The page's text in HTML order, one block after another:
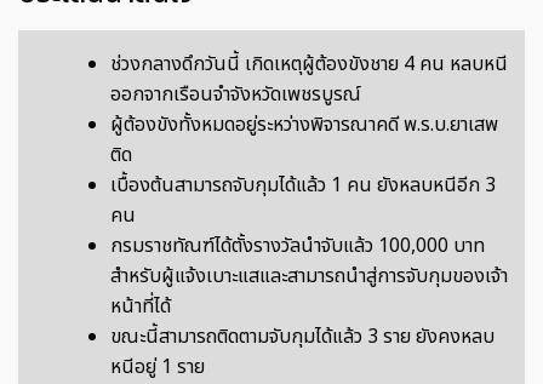
ช่วงกลางดึกวันนี้ เกิดเหตุผู้ต้องขังชาย 4 คน หลบหนี
ออกจากเรือนจำจังหวัดเพชรบูรณ์
ผู้ต้องขังทั้งหมดอยู่ระหว่างพิจารณาคดี พ.ร.บ.ยาเสพ
ติด
เบื้องต้นสามารถจับกุมได้แล้ว 1 คน ยังหลบหนีอีก 3
คน
กรมราชทัณฑ์ได้ตั้งรางวัลนำจับแล้ว 100,000 บาท
สำหรับผู้แจ้งเบาะแสและสามารถนำสู่การจับกุมของเจ้า
หน้าที่ได้
ขณะนี้สามารถติดตามจับกุมได้แล้ว 3 ราย ยังคงหลบ
หนีอยู่ 1 ราย